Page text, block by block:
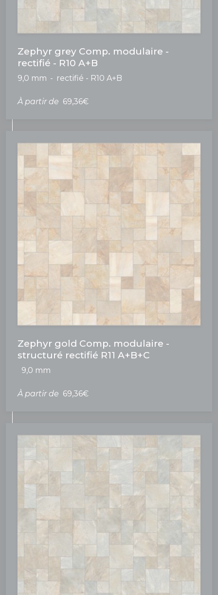
Zephyr grey Comp. modulaire -
rectifié - R10 A+B
9,0 mm rectifié - R10 A+B
À partir de 69,36€
Zephyr gold Comp. modulaire -
structuré rectifié R11 A+B+C
9,0 mm
À partir de 69,36€